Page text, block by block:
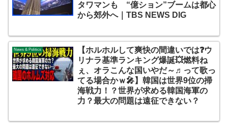
タワマンも “億ション”ブームは都心
から郊外へ｜TBS NEWS DIG
News & Politics
【ホルホルして爽快の間違いでは❓ウ
リナラ基準ランキング爆誕💥燃料ね
ぇ、オラこんな国いやだ～♬って歌っ
てる場合かｗ🎤】韓国は世界9位の掃
海戦力！？世界が求める韓国海軍の
力？最大の問題は遠征できない？